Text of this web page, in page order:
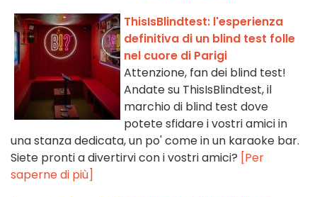
ThisIsBlindtest: l'esperienza
definitiva di un blind test folle
nel cuore di Parigi
Attenzione, fan dei blind test!
Andate su ThisIsBlindtest, il
marchio di blind test dove
potete sfidare i vostri amici in
una stanza dedicata, un po' come in un karaoke bar.
Siete pronti a divertirvi con i vostri amici? [Per
saperne di più]